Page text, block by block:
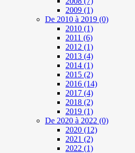
2009 (1)
De 2010 à 2019 (0)
2010 (1)
2011 (6)
2012 (1)
2013 (4)
2014 (1)
2015 (2)
2016 (14)
2017 (4)
2018 (2)
2019 (1)
De 2020 à 2022 (0)
2020 (12)
2021 (2)
2022 (1)